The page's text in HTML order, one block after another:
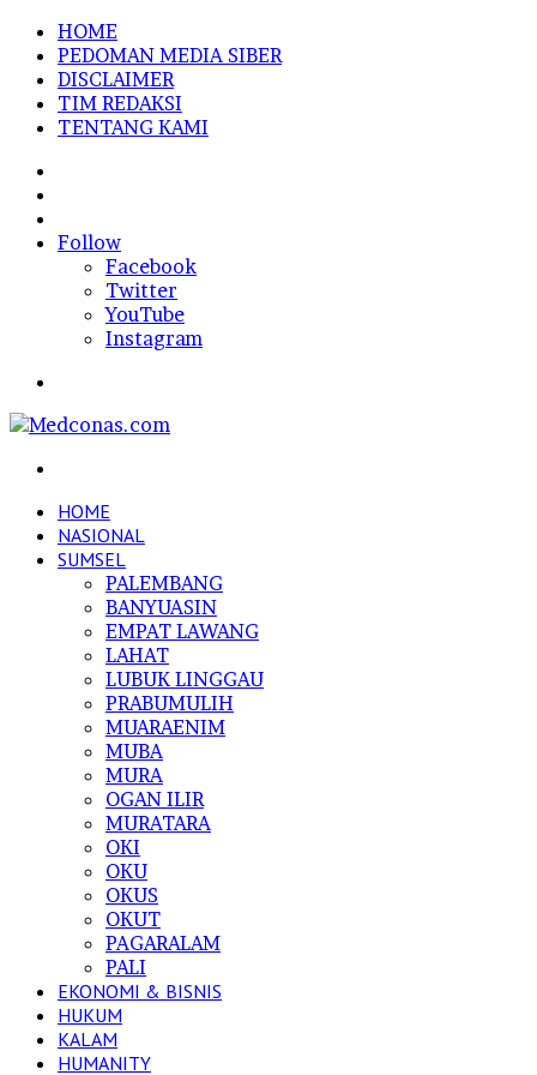
HOME
PEDOMAN MEDIA SIBER
DISCLAIMER
TIM REDAKSI
TENTANG KAMI
In
Follow
Facebook
Twitter
YouTube
Instagram
HOME
NASIONAL
SUMSEL
PALEMBANG
BANYUASIN
EMPAT LAWANG
LAHAT
LUBUK LINGGAU
PRABUMULIH
MUARAENIM
MUBA
MURA
OGAN ILIR
MURATARA
OKI
OKU
OKUS
OKUT
PAGARALAM
PALI
EKONOMI & BISNIS
HUKUM
KALAM
HUMANITY